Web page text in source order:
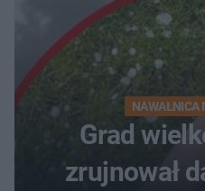
NAWAŁNICA
Grad
zrujnował